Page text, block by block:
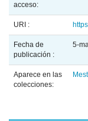
acceso:
URI :
Fecha de
publicación :
5-
Aparece en las
colecciones: